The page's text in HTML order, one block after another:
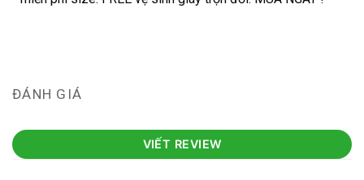
ĐÁNH GIÁ
VIẾT REVIEW